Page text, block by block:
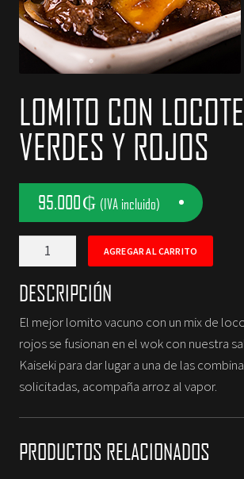
LOMITO CON
VERDES Y ROJOS
95.000₲ (IVA incluido)
Lomito
con
Locotes
y
Rojos
cantidad
AGREGAR AL CARRITO
DESCRIPCIÓN
El mejor lomito vacuno con un mix de
rojos se fusionan en el wok con nuestra
Kaiseki para dar lugar a una de las
solicitadas, acompaña arroz al vapor.
PRODUCTOS RELACIONADOS